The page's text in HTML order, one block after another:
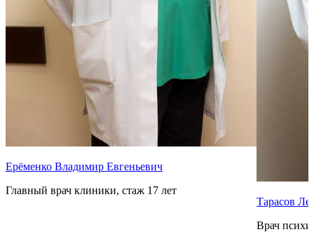
Ерёменко Владимир Евгеньевич
Главный врач клиники, стаж 17 лет
Тарасов
Врач